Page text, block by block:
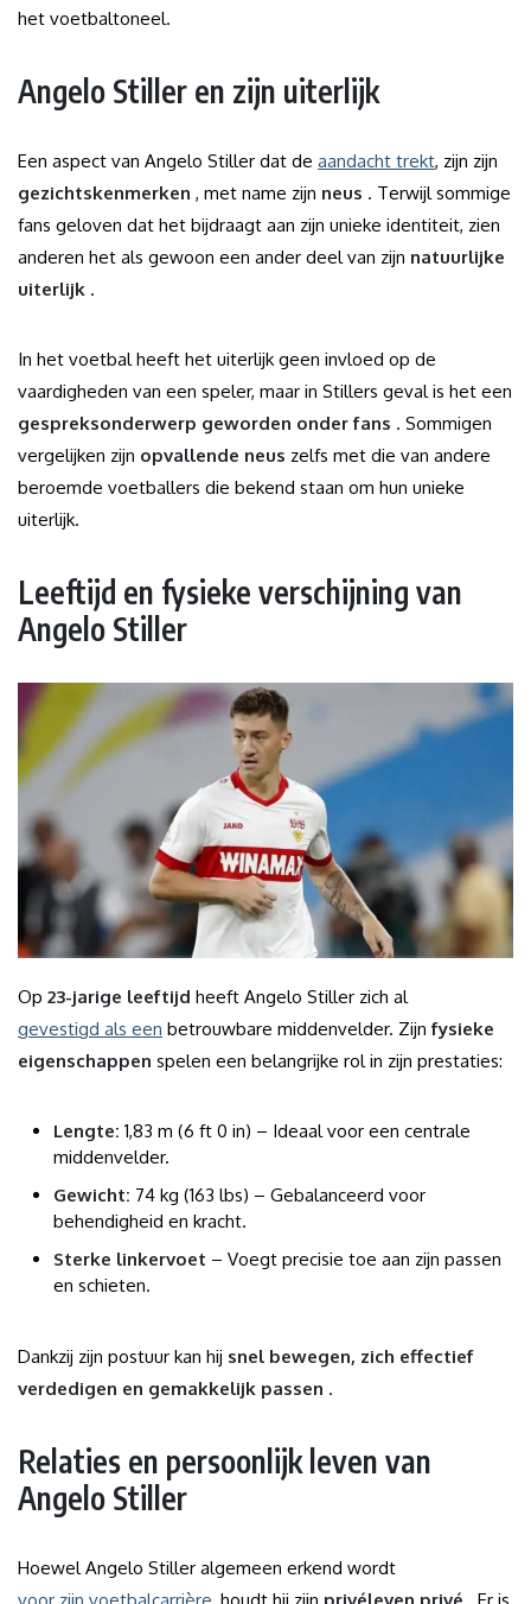
het voetbaltoneel.
Angelo Stiller en zijn uiterlijk
Een aspect van Angelo Stiller dat de aandacht trekt, zijn zijn
gezichtskenmerken , met name zijn neus . Terwijl sommige
fans geloven dat het bijdraagt ​​aan zijn unieke identiteit, zien
anderen het als gewoon een ander deel van zijn natuurlijke
uiterlijk .
In het voetbal heeft het uiterlijk geen invloed op de
vaardigheden van een speler, maar in Stillers geval is het een
gespreksonderwerp geworden onder fans . Sommigen
vergelijken zijn opvallende neus zelfs met die van andere
beroemde voetballers die bekend staan ​​om hun unieke
uiterlijk.
Leeftijd en fysieke verschijning van
Angelo Stiller
Op 23-jarige leeftijd heeft Angelo Stiller zich al
gevestigd als een betrouwbare middenvelder. Zijnfysieke
eigenschappen spelen een belangrijke rol in zijn prestaties:
Lengte: 1,83 m (6 ft 0 in) – Ideaal voor een centrale
middenvelder.
Gewicht: 74 kg (163 lbs) – Gebalanceerd voor
behendigheid en kracht.
Sterke linkervoet – Voegt precisie toe aan zijn passen
en schieten.
Dankzij zijn postuur kan hij snel bewegen, zich effectief
verdedigen en gemakkelijk passen .
Relaties en persoonlijk leven van
Angelo Stiller
Hoewel Angelo Stiller algemeen erkend wordt